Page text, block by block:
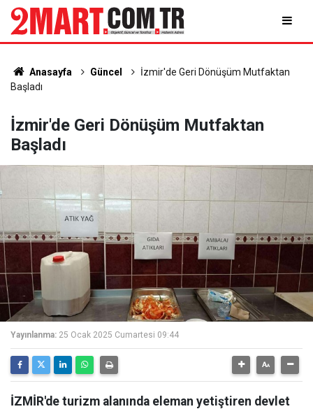
Anasayfa Güncel
İzmir'de Geri Dönüşüm Mutfaktan
Başladı
İzmir'de Geri Dönüşüm Mutfaktan
Başladı
Yayınlanma: 25 Ocak 2025 Cumartesi 09:44
İZMİR'de turizm alanında eleman yetiştiren devlet